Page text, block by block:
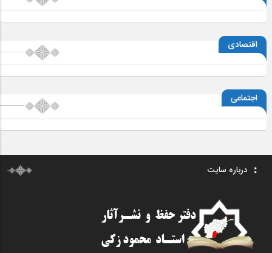
اقتصادی
اجتماعی
درباره سایت